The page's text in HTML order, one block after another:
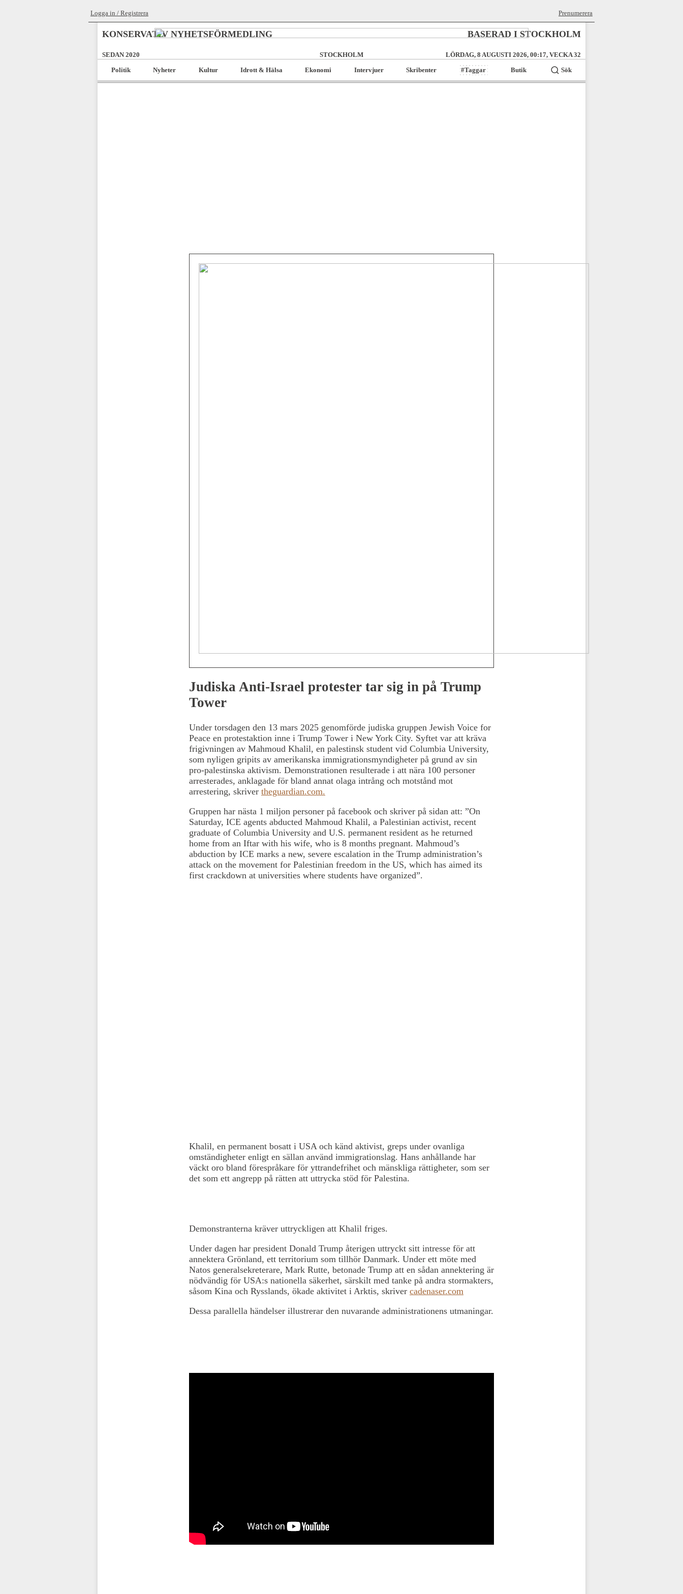
Logga in / Registrera Prenumerera
KONSERVATIV NYHETSFÖRMEDLING BASERAD I STOCKHOLM
SEDAN 2020 STOCKHOLM
LÖRDAG, 8 AUGUSTI 2026, 00:17, VECKA 32
Politik
Nyheter Kultur Idrott & Hälsa Ekonomi Intervjuer Skribenter #Taggar Butik Sök
Judiska Anti-Israel protester tar sig in på Trump
Tower
Under torsdagen den 13 mars 2025 genomförde judiska gruppen Jewish Voice for
Peace en protestaktion inne i Trump Tower i New York City. Syftet var att kräva
frigivningen av Mahmoud Khalil, en palestinsk student vid Columbia University,
som nyligen gripits av amerikanska immigrationsmyndigheter på grund av sin
pro-palestinska aktivism. Demonstrationen resulterade i att nära 100 personer
arresterades, anklagade för bland annat olaga intrång och motstånd mot
arrestering, skriver theguardian.com.
Gruppen har nästa 1 miljon personer på facebook och skriver på sidan att: ”On
Saturday, ICE agents abducted Mahmoud Khalil, a Palestinian activist, recent
graduate of Columbia University and U.S. permanent resident as he returned
home from an Iftar with his wife, who is 8 months pregnant. Mahmoud’s
abduction by ICE marks a new, severe escalation in the Trump administration’s
attack on the movement for Palestinian freedom in the US, which has aimed its
first crackdown at universities where students have organized”.
Khalil, en permanent bosatt i USA och känd aktivist, greps under ovanliga
omständigheter enligt en sällan använd immigrationslag. Hans anhållande har
väckt oro bland förespråkare för yttrandefrihet och mänskliga rättigheter, som ser
det som ett angrepp på rätten att uttrycka stöd för Palestina. ​
Demonstranterna kräver uttryckligen att Khalil friges.
Under dagen har president Donald Trump återigen uttryckt sitt intresse för att
annektera Grönland, ett territorium som tillhör Danmark. Under ett möte med
Natos generalsekreterare, Mark Rutte, betonade Trump att en sådan annektering är
nödvändig för USA:s nationella säkerhet, särskilt med tanke på andra stormakters,
såsom Kina och Rysslands, ökade aktivitet i Arktis, skriver cadenaser.com
Dessa parallella händelser illustrerar den nuvarande administrationens utmaningar.